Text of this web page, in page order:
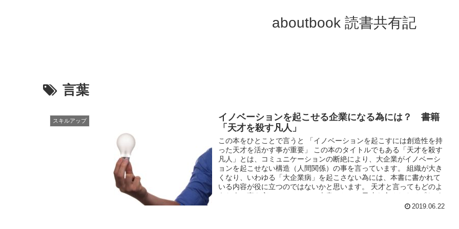
aboutbook 読書共有記
言葉
スキルアップ
イノベーションを起こせる企業になる為には？ 書籍
「天才を殺す凡人」
この本をひとことで言うと 「イノベーションを起こすには創造性を持
った天才を活かす事が重要」 この本のタイトルでもある「天才を殺す
凡人」とは、コミュニケーションの断絶により、大企業がイノベーシ
ョンを起こせない構造（人間関係）の事を言っています。 組織が大き
くなり、いわゆる「大企業病」を起こさない為には、本書に書かれて
いる内容が役に立つのではないかと思います。 天才と言ってもどのよ
うな人の事を言っているのか、本書における天才を含めたタイプをざ
っくり紹介します。 天才・・・創造性のある人（新規事業といった新
2019.06.22